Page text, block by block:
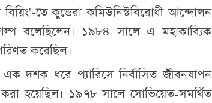
তে কুন্ডেরা কমিউনিস্টবিরোধী আন্দোলন
বলেছিলেন। ১৯৮৪ সালে এ মহাকাব্যিক
করেছিল।
দশক ধরে প্যারিসে নির্বাসিত জীবনযাপন
হয়েছিল। ১৯৭৮ সালে সোভিয়েত-সমর্থিত